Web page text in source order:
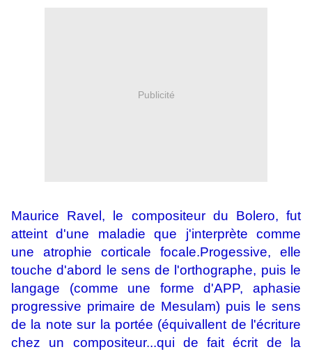
Publicité
Maurice Ravel, le compositeur du Bolero, fut
atteint d'une maladie que j'interprète comme
une atrophie corticale focale.Progessive, elle
touche d'abord le sens de l'orthographe, puis le
langage (comme une forme d'APP, aphasie
progressive primaire de Mesulam) puis le sens
de la note sur la portée (équivallent de l'écriture
chez un compositeur...qui de fait écrit de la